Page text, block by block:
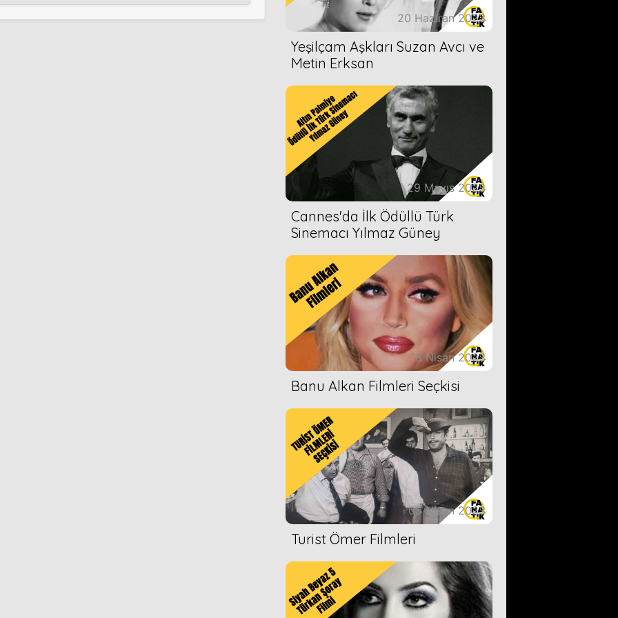
20 Haziran 2023
Yeşilçam Aşkları Suzan Avcı ve
Metin Erksan
29 Mayıs 2023
Cannes'da İlk Ödüllü Türk
Sinemacı Yılmaz Güney
18 Nisan 2023
Banu Alkan Filmleri Seçkisi
05 Nisan 2023
Turist Ömer Filmleri